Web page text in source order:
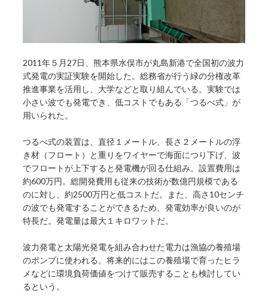
2011年５月27日、熊本県水俣市が丸島新港で全国初の波力
式発電の実証実験を開始した。総務省が行う緑の分権改革
推進事業を活用し、大学などと取り組んでいる。実験では
小さい波でも発電でき、低コストでもある「つるべ式」が
用いられた。
つるべ式の装置は、直径１メートル、長さ２メートルの浮
き材（フロート）と重りをワイヤーで海面につり下げ、波
でフロートが上下すると発電機が回る仕組み。設置費用は
約600万円。総開発費用も従来の技術が数億円規模である
のに対し、約2500万円と低コストだ。また、高さ10センチ
の波でも発電することができるため、発電効率が良いのが
特長だ。発電量は最大１キロワットだ。
波力発電と太陽光発電を組み合わせた電力は漁協の養殖場
のポンプに使われる。将来的にはこの養殖場で育ったヒラ
メなどに環境負荷価値をつけて販売することも検討してい
るという。